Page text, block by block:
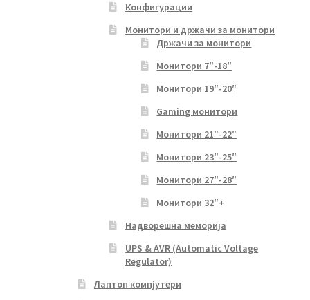
Конфигурации
Монитори и држачи за монитори
Држачи за монитори
Монитори 7″-18″
Монитори 19″-20″
Gaming монитори
Монитори 21″-22″
Монитори 23″-25″
Монитори 27″-28″
Монитори 32″+
Надворешна меморија
UPS & AVR (Automatic Voltage
Regulator)
Лаптоп компјутери